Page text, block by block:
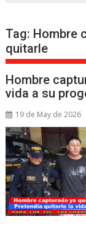
Tag: Hombre
quitarle
Hombre
vida a su
19 de May de 2026